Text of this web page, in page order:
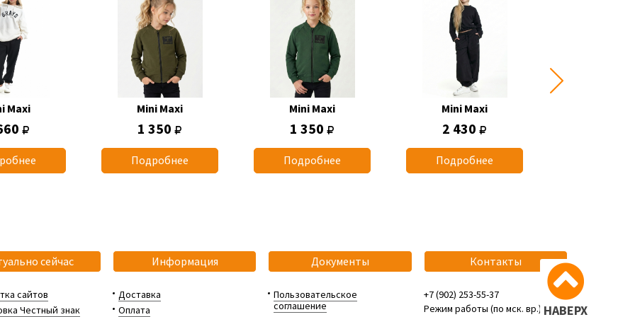
Maxi Mini Maxi
1 350
Подробнее
Mini Maxi
1 350
Подробнее
Mini Maxi
2 430
Подробнее
НАВЕРХ
сейчас
сайтов
Честный знак
Информация
Доставка
Оплата
Документы
Пользовательское
соглашение
Контакты
+7 (902) 253-55-37
Режим работы (по мск. вр.):